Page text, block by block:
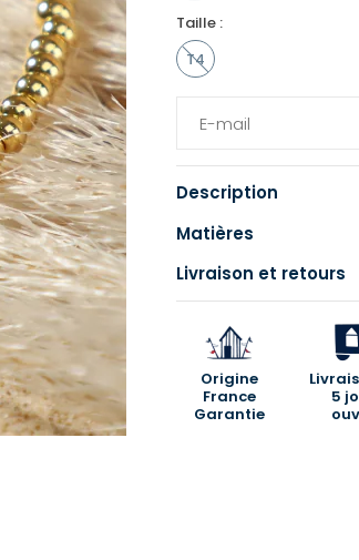
Taille :
T4
Description
Matières
Livraison et retours
Origine
France
Garantie
5